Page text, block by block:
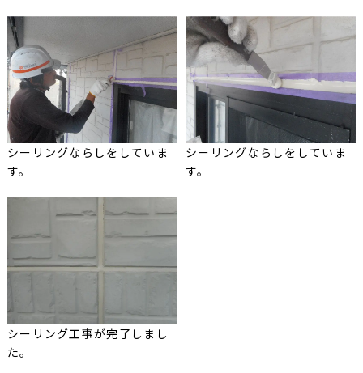
シーリングならしをしていま
す。
シーリングならしをしていま
す。
シーリング工事が完了しまし
た。